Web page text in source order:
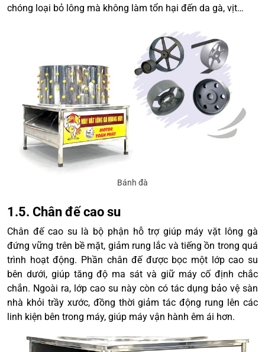
chóng loại bỏ lông mà không làm tổn hại đến da gà, vịt…
Bánh đà
1.5. Chân đế cao su
Chân đế cao su là bộ phận hỗ trợ giúp máy vặt lông gà
đứng vững trên bề mặt, giảm rung lắc và tiếng ồn trong quá
trình hoạt động. Phần chân đế được bọc một lớp cao su
bên dưới, giúp tăng độ ma sát và giữ máy cố định chắc
chắn. Ngoài ra, lớp cao su này còn có tác dụng bảo vệ sàn
nhà khỏi trầy xước, đồng thời giảm tác động rung lên các
linh kiện bên trong máy, giúp máy vận hành êm ái hơn.